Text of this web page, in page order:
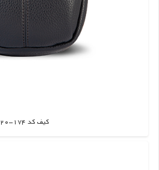
کیف کد 174-20
اطلاعات بیشتر